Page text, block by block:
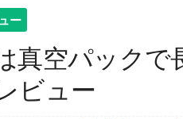
ー
真空パックで
ビュー